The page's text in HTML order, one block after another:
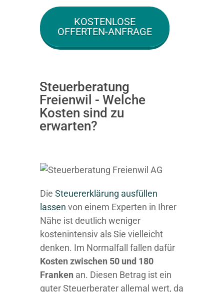
KOSTENLOSE
OFFERTEN-ANFRAGE
Steuerberatung
Freienwil - Welche
Kosten sind zu
erwarten?
Die Steuererklärung ausfüllen
lassen von einem Experten in Ihrer
Nähe ist deutlich weniger
kostenintensiv als Sie vielleicht
denken. Im Normalfall fallen dafür
Kosten zwischen 50 und 180
Franken an. Diesen Betrag ist ein
guter Steuerberater allemal wert, da